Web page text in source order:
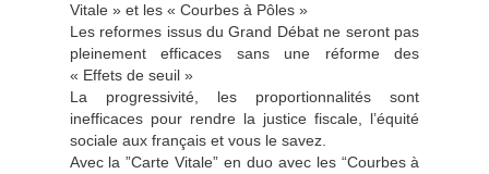
Vitale » et les « Courbes à Pôles »
Les reformes issus du Grand Débat ne seront pas
pleinement efficaces sans une réforme des
« Effets de seuil »
La progressivité, les proportionnalités sont
inefficaces pour rendre la justice fiscale, l’équité
sociale aux français et vous le savez.
Avec la ”Carte Vitale” en duo avec les “Courbes à